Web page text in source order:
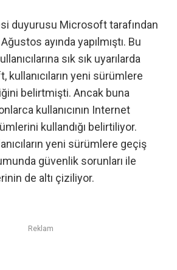
duyurusu Microsoft tarafından
ayında yapılmıştı. Bu
sık sık uyarılarda
kullanıcıların yeni sürümlere
belirtmişti. Ancak buna
kullanıcının Internet
kullandığı belirtiliyor.
yeni sürümlere geçiş
güvenlik sorunları ile
de altı çiziliyor.
Reklam